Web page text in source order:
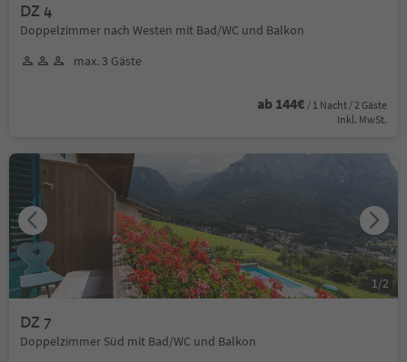
DZ 4
Doppelzimmer nach Westen mit Bad/WC und Balkon
max. 3 Gäste
ab 144€ / 1 Nacht / 2 Gäste
Inkl. MwSt.
DZ 7
Doppelzimmer Süd mit Bad/WC und Balkon
1 /2